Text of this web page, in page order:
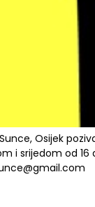
Osijek
i srijedom od 16